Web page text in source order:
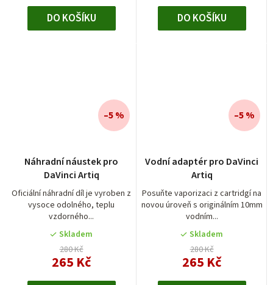
DO KOŠÍKU DO KOŠÍKU
Náhradní náustek pro
DaVinci Artiq
Oficiální náhradní díl je vyroben z
vysoce odolného, teplu
vzdorného...
Skladem
280 Kč
265 Kč
–5 %
Vodní adaptér pro DaVinci
Artiq
Posuňte vaporizaci z cartridgí na
novou úroveň s originálním 10mm
vodním...
Skladem
280 Kč
265 Kč
–5 %